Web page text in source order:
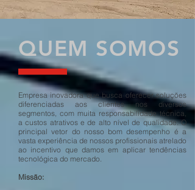
QUEM SOMOS
Empresa inovadora que busca oferecer soluções
diferenciadas aos clientes nos diversos
segmentos, com muita responsabilidade técnica,
a custos atrativos e de alto nível de qualidade. O
principal vetor do nosso bom desempenho é a
vasta experiência de nossos profissionais atrelado
ao incentivo que damos em aplicar tendências
tecnológica do mercado.
Missão: